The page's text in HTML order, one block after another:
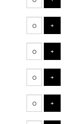
+
+
+
+